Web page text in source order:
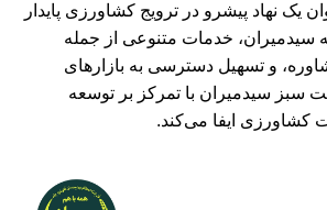
نهاد پیشرو در ترویج کشاورزی پایدار
خدمات متنوعی از جمله
و تسهیل دسترسی به بازارهای
سیدمیران با تمرکز بر توسعه
کشاورزی ایفا می‌کند.